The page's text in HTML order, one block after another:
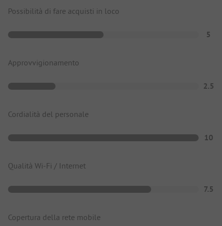
Possibilità di fare acquisti in loco
5
Approvvigionamento
2.5
Cordialità del personale
10
Qualità Wi-Fi / Internet
7.5
Copertura della rete mobile